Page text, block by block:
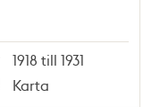
1918 till 1931
Karta